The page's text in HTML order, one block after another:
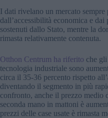
I dati rivelano un mercato sempre
dall’accessibilità economica e
sostenuti dallo Stato, mentre la
rimasta relativamente contenuta.
Otthon Centrum ha riferito che
tecnologia industriale sono
circa il 35-36 percento rispetto
diventando il segmento in più
confronto, anche il prezzo medio
seconda mano in mattoni è
prezzi delle case usate è rimasta